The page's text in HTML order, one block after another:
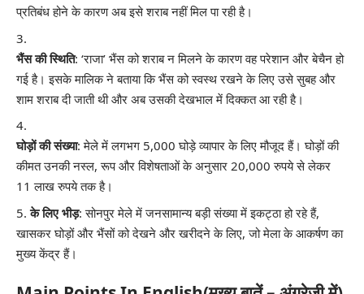
प्रतिबंध होने के कारण अब इसे शराब नहीं मिल पा रही है।
भैंस की स्थिति: ‘राजा’ भैंस को शराब न मिलने के कारण वह परेशान और बेचैन हो
गई है। इसके मालिक ने बताया कि भैंस को स्वस्थ रखने के लिए उसे सुबह और
शाम शराब दी जाती थी और अब उसकी देखभाल में दिक्कत आ रही है।
घोड़ों की संख्या: मेले में लगभग 5,000 घोड़े व्यापार के लिए मौजूद हैं। घोड़ों की
कीमत उनकी नस्ल, रूप और विशेषताओं के अनुसार 20,000 रुपये से लेकर
11 लाख रुपये तक है।
के लिए भीड़: सोनपुर मेले में जनसामान्य बड़ी संख्या में इकट्ठा हो रहे हैं,
खासकर घोड़ों और भैंसों को देखने और खरीदने के लिए, जो मेला के आकर्षण का
मुख्य केंद्र हैं।